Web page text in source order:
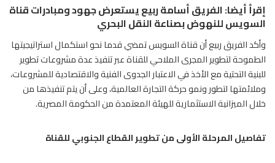
إقرأ أيضا: الفريق أسامة ربيع يستعرض جهود ومبادرات قناة
السويس للنهوض بصناعة النقل البحري
وأكد الفريق ربيع أن قناة السويس تمضي قدما نحو استكمال استراتيجيتها
الطموحة لتطوير المجرى الملاحي للقناة عبر تنفيذ عدة مشروعات تطوير
للبنية التحتية مع الأخذ في الاعتبار الجدوى الفنية والاقتصادية للمشروعات،
وملائمتها لتطور ونمو حركة التجارة العالمية، وعلى أن يتم تنفيذها من
خلال الميزانية الاستثمارية للهيئة المعتمدة من الحكومة المصرية.
تفاصيل المرحلة الأولى من تطوير القطاع الجنوبي للقناة